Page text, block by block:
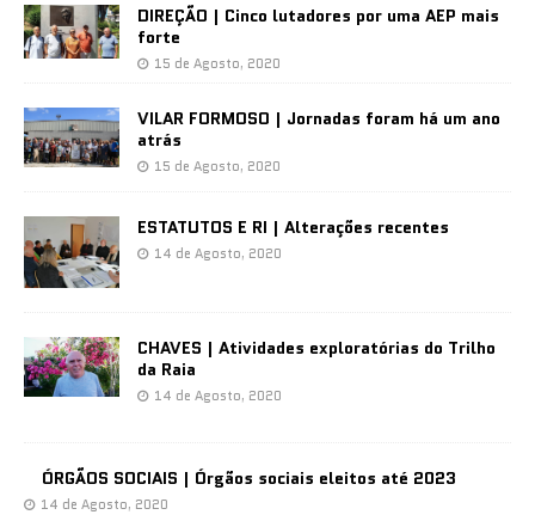
DIREÇÃO | Cinco lutadores por uma AEP mais
forte
15 de Agosto, 2020
VILAR FORMOSO | Jornadas foram há um ano
atrás
15 de Agosto, 2020
ESTATUTOS E RI | Alterações recentes
14 de Agosto, 2020
CHAVES | Atividades exploratórias do Trilho
da Raia
14 de Agosto, 2020
ÓRGÃOS SOCIAIS | Órgãos sociais eleitos até 2023
14 de Agosto, 2020